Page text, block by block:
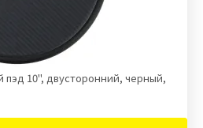
пэд 10", двусторонний, черный,